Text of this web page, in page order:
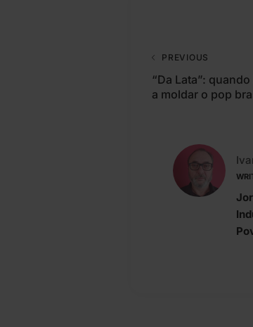
PREVIOUS
“Da Lata”:
a moldar o pop